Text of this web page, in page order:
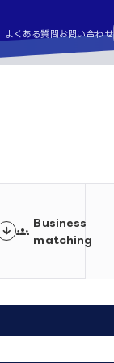
よくある質問お問い合わせ
groups
Business
matching